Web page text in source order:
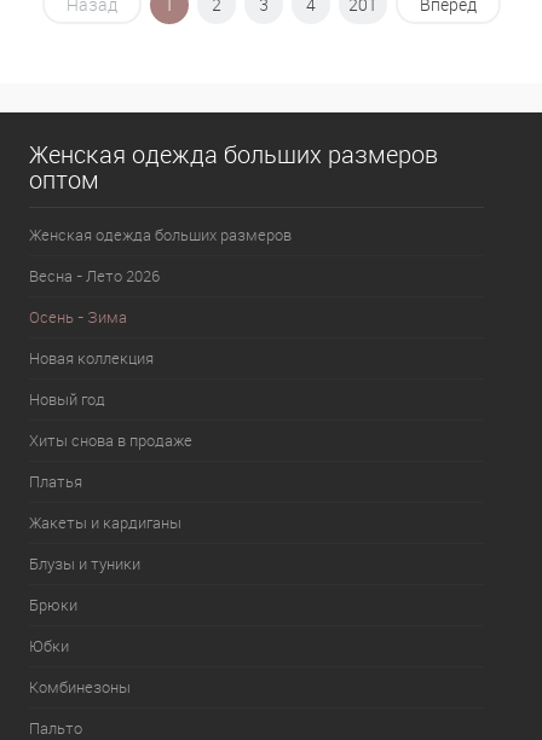
В корзину
Женская одежда больших размеров
оптом
Женская одежда больших размеров
Весна - Лето 2026
Осень - Зима
Новая коллекция
Новый год
Хиты снова в продаже
Платья
Жакеты и кардиганы
Блузы и туники
Брюки
Юбки
Комбинезоны
Пальто